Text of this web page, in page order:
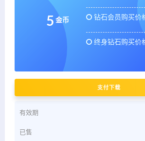
5 金币 钻石会员购买价
终身钻石购买价
支付下载
有效期
已售